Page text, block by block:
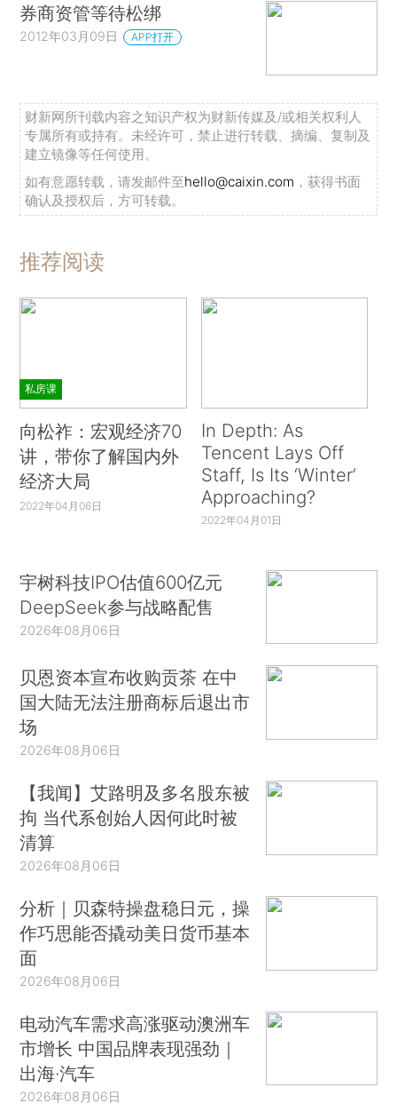
券商资管等待松绑
2012年03月09日 APP打开
财新网所刊载内容之知识产权为财新传媒及/或相关权利人
专属所有或持有。未经许可，禁止进行转载、摘编、复制及
建立镜像等任何使用。
如有意愿转载，请发邮件至hello@caixin.com ，获得书面
确认及授权后，方可转载。
推荐阅读
私房课
向松祚：宏观经济70
讲，带你了解国内外
经济大局
2022年04月06日
In Depth: As
Tencent Lays Off
Staff, Is Its ‘Winter’
Approaching?
2022年04月01日
宇树科技IPO估值600亿元
DeepSeek参与战略配售
2026年08月06日
贝恩资本宣布收购贡茶 在中
国大陆无法注册商标后退出市
场
2026年08月06日
【我闻】艾路明及多名股东被
拘 当代系创始人因何此时被
清算
2026年08月06日
分析｜贝森特操盘稳日元，操
作巧思能否撬动美日货币基本
面
2026年08月06日
电动汽车需求高涨驱动澳洲车
市增长 中国品牌表现强劲｜
出海·汽车
2026年08月06日